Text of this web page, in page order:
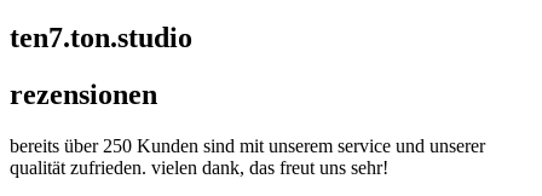
ten7.ton.studio
rezensionen
bereits über 250 Kunden sind mit unserem service und unserer
qualität zufrieden. vielen dank, das freut uns sehr!